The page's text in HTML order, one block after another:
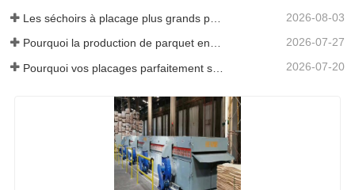
2026-08-03
Pourquoi la production de parquet en eucalyptus a-t-elle besoin d'un séchoir à placages ? 2026-07-27
2026-07-20